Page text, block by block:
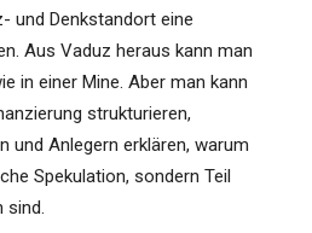
und Denkstandort eine
Aus Vaduz heraus kann man
in einer Mine. Aber man kann
strukturieren,
und Anlegern erklären, warum
Spekulation, sondern Teil
sind.